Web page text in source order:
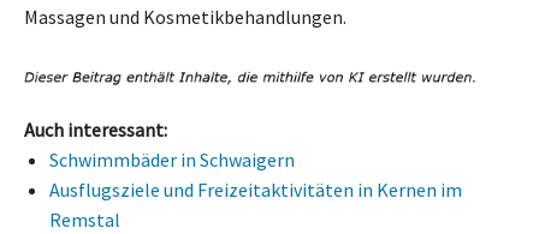
Massagen und Kosmetikbehandlungen.
Auch interessant:
Schwimmbäder in Schwaigern
Ausflugsziele und Freizeitaktivitäten in Kernen im
Remstal